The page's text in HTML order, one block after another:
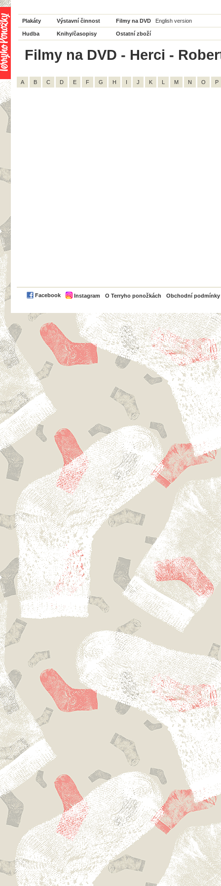
Plakáty Výstavní činnost Filmy na DVD English version
Hudba Knihy/časopisy Ostatní zboží
Filmy na DVD - Herci -
A B C D E F G H I J K L M N O P
Facebook Instagram O Terryho ponožkách Obchodní podmínky
PayPal